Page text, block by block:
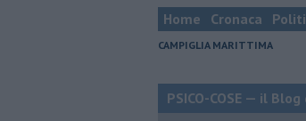
Home Cronaca
CAMPIGLIA MARITTIMA
PSICO-COSE — il